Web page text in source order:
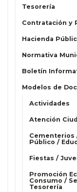
Tesorería
Contratación y
Hacienda
Normativa
Boletín
Modelos de
Actividades
Atención
Cementerios
Público /
Fiestas /
Promoción
Consumo /
Tesorería